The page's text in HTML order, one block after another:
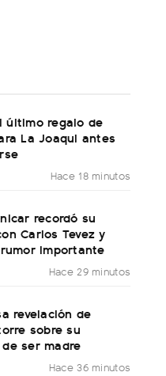
último regalo de
La Joaqui antes
Hace 18 minutos
recordó su
Carlos Tevez y
importante
Hace 29 minutos
revelación de
sobre su
ser madre
Hace 36 minutos